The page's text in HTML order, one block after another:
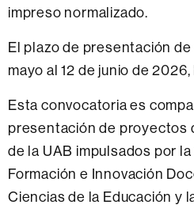
impreso normalizado.
El plazo de presentación
mayo al 12 de junio de
Esta convocatoria es
presentación de proyectos
de la UAB impulsados ​​por
Formación e Innovación
Ciencias de la Educación y